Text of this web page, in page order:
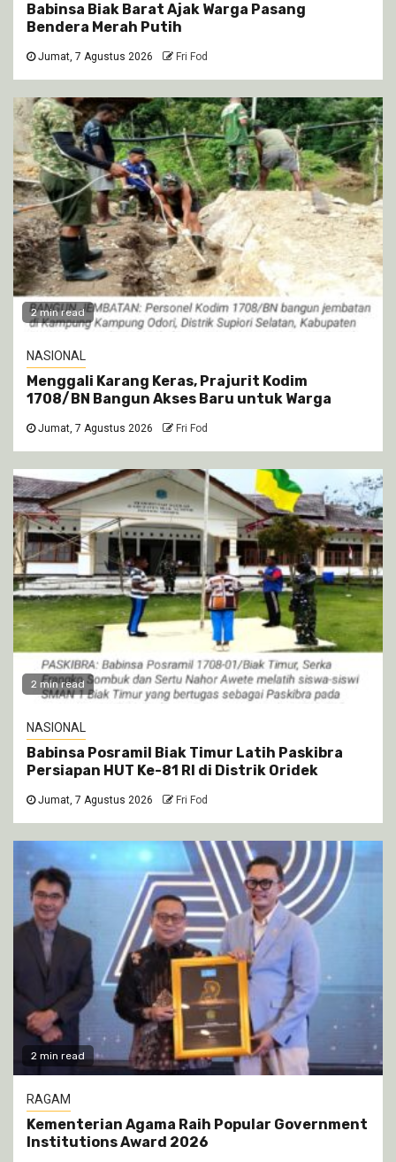
Babinsa Biak Barat Ajak Warga Pasang
Bendera Merah Putih
Jumat, 7 Agustus 2026 Fri Fod
2 min read
NASIONAL
Menggali Karang Keras, Prajurit Kodim
1708/BN Bangun Akses Baru untuk Warga
Jumat, 7 Agustus 2026 Fri Fod
2 min read
NASIONAL
Babinsa Posramil Biak Timur Latih Paskibra
Persiapan HUT Ke-81 RI di Distrik Oridek
Jumat, 7 Agustus 2026 Fri Fod
2 min read
RAGAM
Kementerian Agama Raih Popular Government
Institutions Award 2026